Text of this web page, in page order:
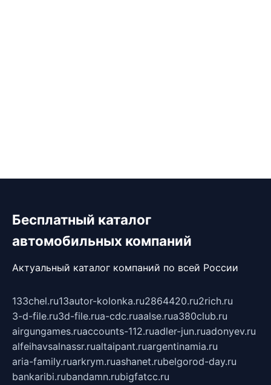
Бесплатный каталог
автомобильных компаний
Актуальный каталог компаний по всей России
133chel.ru13autor-kolonka.ru2864420.ru2rich.ru
3-d-file.ru3d-file.rua-cdc.ruaalse.rua380club.ru
airgungames.ruaccounts-112.ruadler-jun.ruadonyev.ru
alfeihavsalnassr.rualtaipant.ruargentinamia.ru
aria-family.ruarkrym.ruashanet.rubelgorod-day.ru
bankaribi.rubandamn.rubigfatcc.ru